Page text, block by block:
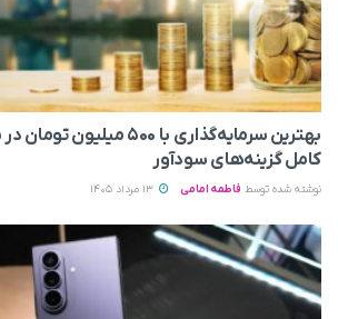
کامل گزینه‌های سودآور
نوشته شده توسط فاطمه امامی